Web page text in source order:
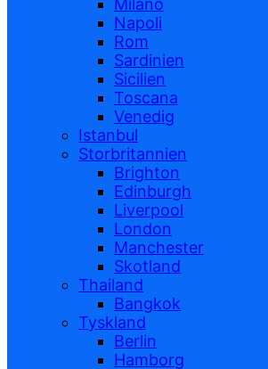
Milano
Napoli
Rom
Sardinien
Sicilien
Toscana
Venedig
Istanbul
Storbritannien
Brighton
Edinburgh
Liverpool
London
Manchester
Skotland
Thailand
Bangkok
Tyskland
Berlin
Hamborg